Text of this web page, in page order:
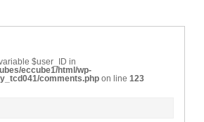
$user_ID in
eccube1/html/wp-
comments.php on line123